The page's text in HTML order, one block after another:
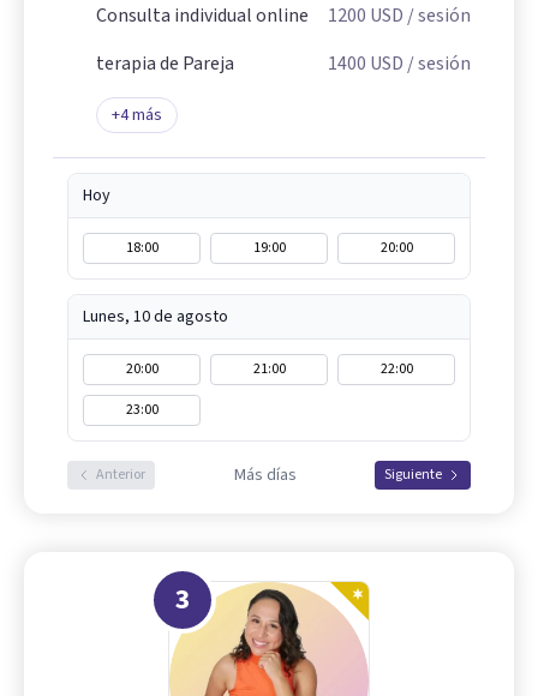
Consulta individual online
1200 USD / sesión
terapia de Pareja
1400 USD / sesión
+4más
Hoy
18:00 19:00 20:00
Lunes, 10 de agosto
20:00 21:00
22:00
23:00
Anterior Más días Siguiente
3